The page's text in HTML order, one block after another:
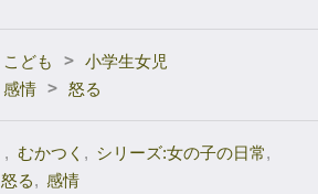
こども > 小学生女児
感情 > 怒る
, むかつく , シリーズ:女の子の日常,
怒る, 感情